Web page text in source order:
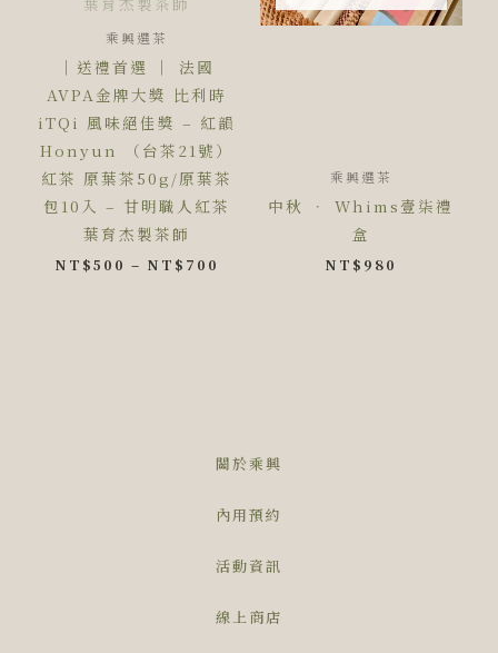
乘興選茶
｜送禮首選 ｜ 法國
AVPA金牌大獎 比利時
iTQi 風味絕佳獎 – 紅韻
Honyun （台茶21號）
紅茶 原葉茶50g/原葉茶
包10入 – 甘明職人紅茶
葉育杰製茶師
NT$500 – NT$ 700
乘興選茶
中秋 ‧ Whims壹柒禮
盒
NT$ 980
關於乘興
內用預約
活動資訊
線上商店